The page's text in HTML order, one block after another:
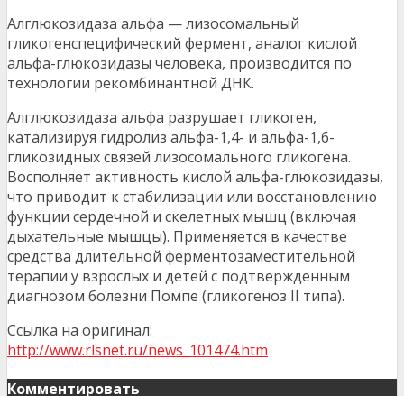
Алглюкозидаза альфа — лизосомальный
гликогенспецифический фермент, аналог кислой
альфа-глюкозидазы человека, производится по
технологии рекомбинантной ДНК.
Алглюкозидаза альфа разрушает гликоген,
катализируя гидролиз альфа-1,4- и альфа-1,6-
гликозидных связей лизосомального гликогена.
Восполняет активность кислой альфа-глюкозидазы,
что приводит к стабилизации или восстановлению
функции сердечной и скелетных мышц (включая
дыхательные мышцы). Применяется в качестве
средства длительной ферментозаместительной
терапии у взрослых и детей с подтвержденным
диагнозом болезни Помпе (гликогеноз II типа).
Ссылка на оригинал:
http://www.rlsnet.ru/news_101474.htm
Комментировать